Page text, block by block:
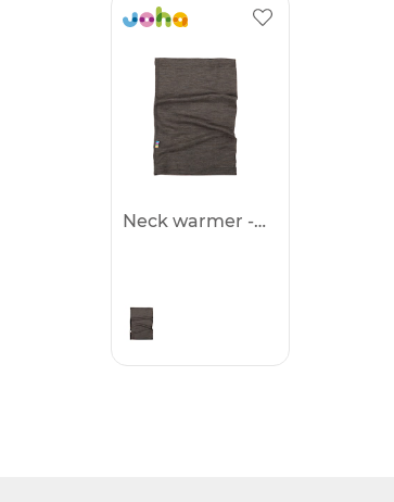
Neck warmer -25%